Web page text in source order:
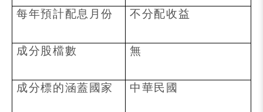
每年預計配息月份 不分配收益
成分股檔數 無
成分標的涵蓋國家 中華民國